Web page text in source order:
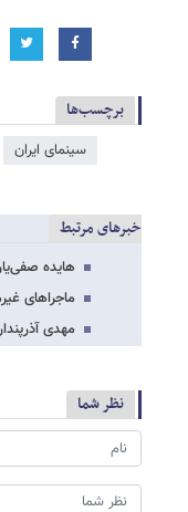
برچسب‌ها
سینمای ایران
خبرهای مرتبط
هایده
ماجراهای
مهدی
نظر شما